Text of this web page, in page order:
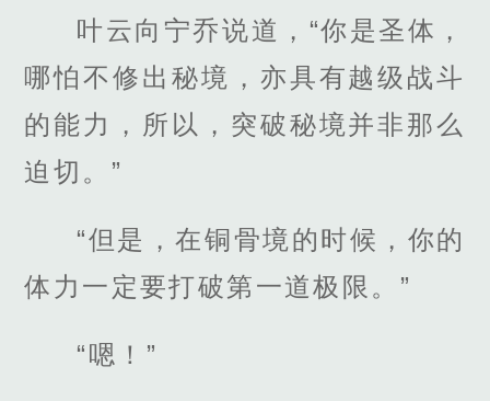
叶云向宁乔说道，“你是圣体，
哪怕不修出秘境，亦具有越级战斗
的能力，所以，突破秘境并非那么
迫切。”
“但是，在铜骨境的时候，你的
体力一定要打破第一道极限。”
“嗯！”